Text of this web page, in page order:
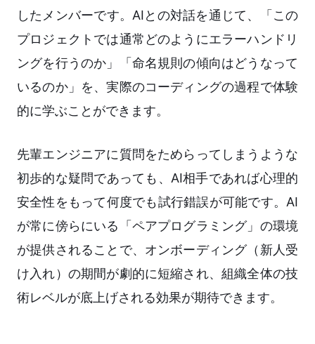
したメンバーです。AIとの対話を通じて、「この
プロジェクトでは通常どのようにエラーハンドリ
ングを行うのか」「命名規則の傾向はどうなって
いるのか」を、実際のコーディングの過程で体験
的に学ぶことができます。
先輩エンジニアに質問をためらってしまうような
初歩的な疑問であっても、AI相手であれば心理的
安全性をもって何度でも試行錯誤が可能です。AI
が常に傍らにいる「ペアプログラミング」の環境
が提供されることで、オンボーディング（新人受
け入れ）の期間が劇的に短縮され、組織全体の技
術レベルが底上げされる効果が期待できます。